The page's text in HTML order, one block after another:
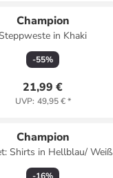
Champion
Steppweste in Khaki
-55%
21,99 €
UVP: 49,95 €*
Champion
Shirts in Hellblau/ Weiß